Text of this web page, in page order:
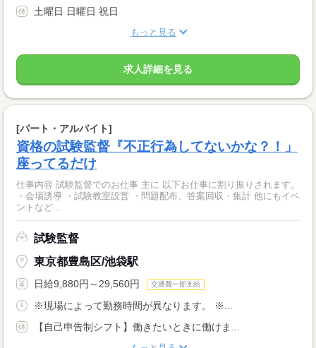
土曜日 日曜日 祝日
もっと見る
求人詳細を見る
[パート・アルバイト]
資格の試験監督『不正行為してないかな？！」
座ってるだけ
仕事内容 試験監督でのお仕事 主に 以下お仕事に割り振りされます。
・会場誘導 ・試験教室設営 ・問題配布、答案回収・集計 他にもイベ
ントなど...
試験監督
東京都豊島区/池袋駅
日給9,880円～29,560円 交通費一部支給
※現場によって勤務時間が異なります。 ※...
【自己申告制シフト】働きたいときに働けま...